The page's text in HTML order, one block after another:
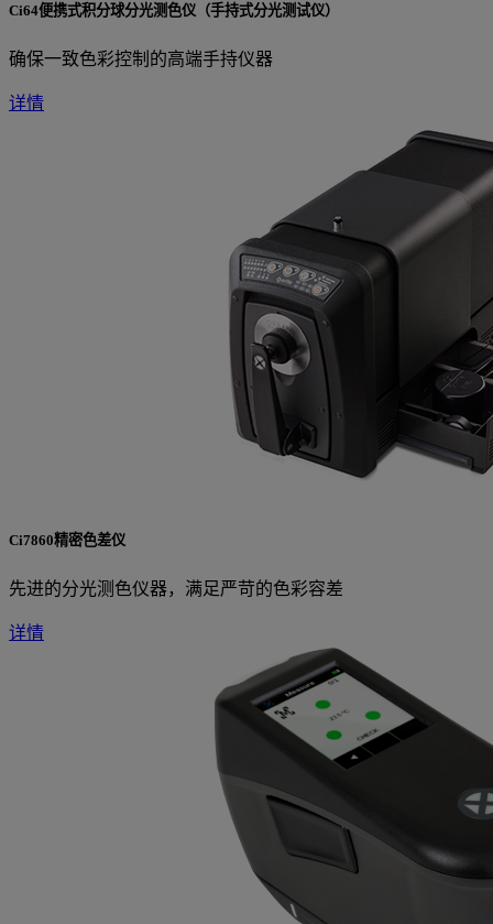
Ci64便携式积分球分光测色仪（手持式分光测试仪）
确保一致色彩控制的高端手持仪器
详情
Ci7860精密色差仪
先进的分光测色仪器，满足严苛的色彩容差
详情